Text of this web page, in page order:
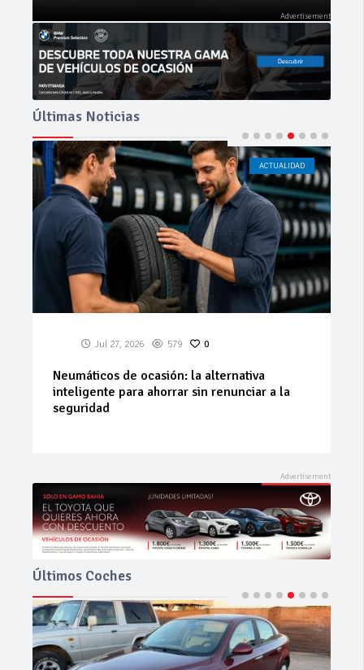
Últimas Noticias
ACTUALIDAD CÁDIZ
Jul 23, 2026 197 0
La 42ª Subida a Vejer comienza a perfilarse
Últimos Coches